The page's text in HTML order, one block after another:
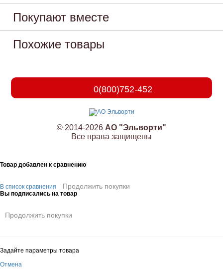
Покупают вместе
Похожие товары
0(800)752-452
© 2014-2026 АО "Эльворти"
Все права защищены
Товар добавлен к сравнению
В список сравнения Продолжить покупки
Вы подписались на товар
Продолжить покупки
Задайте параметры товара
Отмена